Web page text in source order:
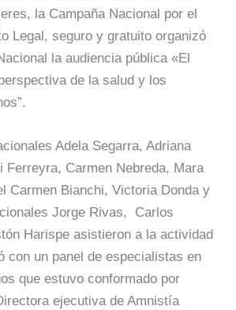
la Campaña Nacional por el
Legal, seguro y gratuito organizó
la audiencia pública «El
de la salud y los
Adela Segarra, Adriana
Ferreyra, Carmen Nebreda, Mara
Carmen Bianchi, Victoria Donda y
Jorge Rivas, Carlos
Harispe asistieron a la actividad
con un panel de especialistas en
que estuvo conformado por
ejecutiva de Amnistía